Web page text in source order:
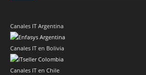
Canales IT Argentina
Canales IT en Bolivia
Canales IT en Chile